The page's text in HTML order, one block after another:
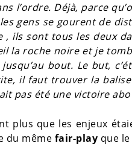
l’ordre. Déjà, parce
gens se gourent de
ils sont tous les deux
la roche noire et je
bout. Le but,
il faut trouver la
pas été une victoire
plus que les enjeux
du même fair-play que